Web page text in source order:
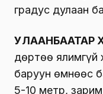
градус дулаан
УЛААНБААТАР
Өдөртөө
баруун өмнөөс
5-10 метр,